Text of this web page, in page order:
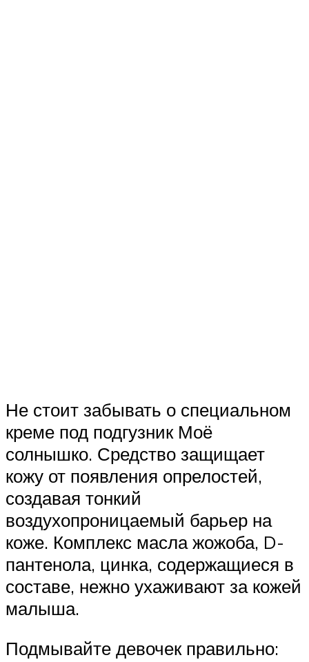
Не стоит забывать о специальном
креме под подгузник Моё
солнышко. Средство защищает
кожу от появления опрелостей,
создавая тонкий
воздухопроницаемый барьер на
коже. Комплекс масла жожоба, D-
пантенола, цинка, содержащиеся в
составе, нежно ухаживают за кожей
малыша.
Подмывайте девочек правильно: